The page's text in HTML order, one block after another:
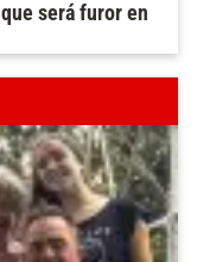
será furor en